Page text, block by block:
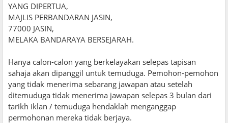
YANG DIPERTUA,
MAJLIS PERBANDARAN JASIN,
77000 JASIN,
MELAKA BANDARAYA BERSEJARAH.
Hanya calon-calon yang berkelayakan selepas tapisan
sahaja akan dipanggil untuk temuduga. Pemohon-pemohon
yang tidak menerima sebarang jawapan atau setelah
ditemuduga tidak menerima jawapan selepas 3 bulan dari
tarikh iklan / temuduga hendaklah menganggap
permohonan mereka tidak berjaya.